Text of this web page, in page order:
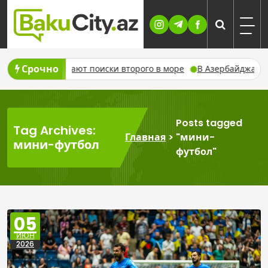
Skip
content
Срочнопоиски второго в море В Азербайджане в
Tag Archives:
мини-футбол
Главная >
Posts tagged
"мини-
футбол"
05
ИЮН
2026